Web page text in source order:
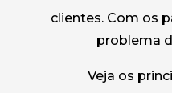
clientes. Com os
problema
Veja os